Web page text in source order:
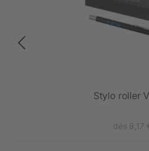
Stylo roller
dès 8,17